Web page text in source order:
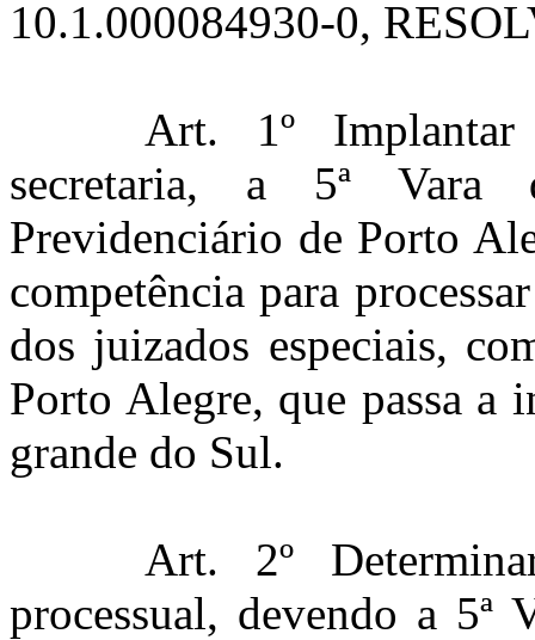
10.1.000084930-0,
Art. 1º
secretaria, a 5ª Vara
Previdenciário de Porto
competência para
dos juizados especiais,
Porto Alegre, que passa a
grande do Sul.
Art. 2º
processual, devendo a 5ª